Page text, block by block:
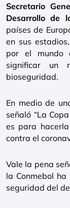
Secretario
Desarrollo de
países de
en sus
por el mundo
significar un
bioseguridad.
En medio de
señaló “La
es para
contra el
Vale la pena
la Conmebol
seguridad del